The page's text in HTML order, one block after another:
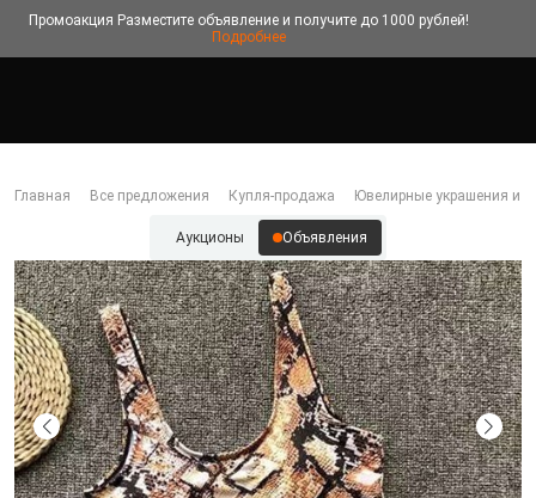
Промоакция Разместите объявление и получите до 1000 рублей!
Подробнее
Главная Все предложения Купля-продажа Ювелирные украшения и
Аукционы Объявления